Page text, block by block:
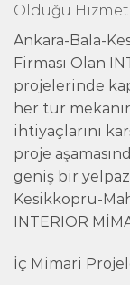
Olduğu
Ankara-Bala-
Firması Olan
projelerinde
her tür
ihtiyaçlarını
proje
geniş bir
Kesikkopru-
INTERIOR
İç Mimari